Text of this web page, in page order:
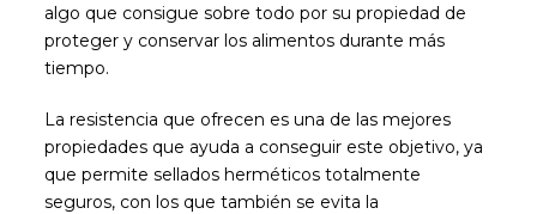
algo que consigue sobre todo por su propiedad de
proteger y conservar los alimentos durante más
tiempo.
La resistencia que ofrecen es una de las mejores
propiedades que ayuda a conseguir este objetivo, ya
que permite sellados herméticos totalmente
seguros, con los que también se evita la